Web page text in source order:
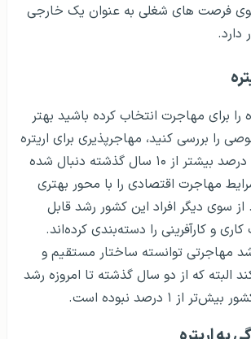
فرصت های شغلی به عنوان یک خارجی
دارد.
را برای مهاجرت انتخاب کرده باشید بهتر
را بررسی کنید، مهاجرپذیری برای اریتره
به واسطه رشد ۱۳ درصد بیشتر از ۱۰ سال گذشته دنبال شده
مهاجرت اقتصادی را با محور بهتری
از سوی دیگر افراد این کشور رشد قابل
و کارآفرینی را دسته‌بندی کرده‌اند.
مهاجرتی توانسته ساختار مستقیم و
البته که از دو سال گذشته تا امروزه رشد
۱ درصد نبوده است.